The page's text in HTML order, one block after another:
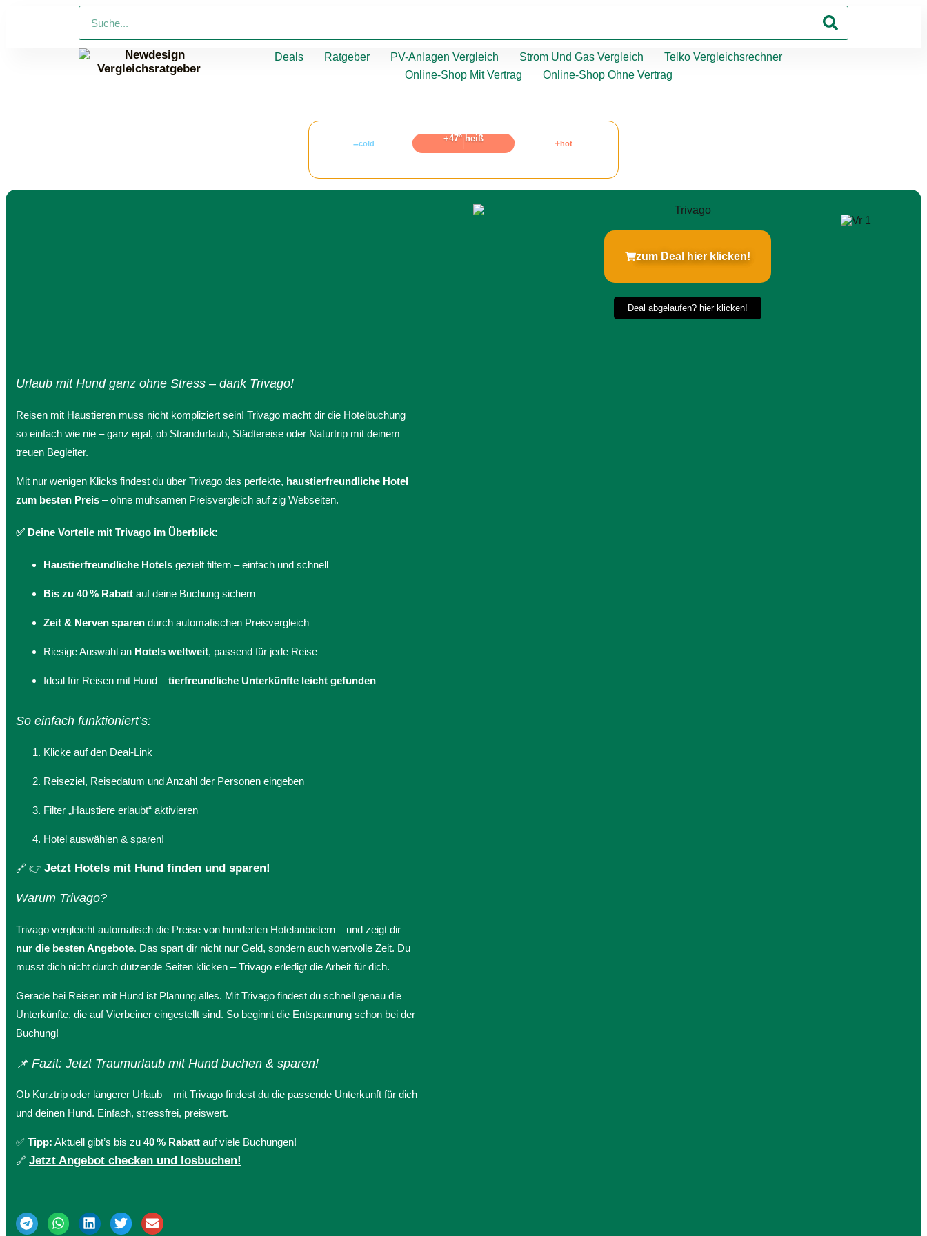
Deals Ratgeber PV-Anlagen Vergleich Strom Und Gas Vergleich
Telko Vergleichsrechner
Online-Shop Mit Vertrag
Online-Shop Ohne Vertrag
–cold +47° heiß +hot
Urlaub mit Hund ganz ohne Stress – dank Trivago!
Reisen mit Haustieren muss nicht kompliziert sein! Trivago macht dir die Hotelbuchung
so einfach wie nie – ganz egal, ob Strandurlaub, Städtereise oder Naturtrip mit deinem
treuen Begleiter.
Mit nur wenigen Klicks findest du über Trivago das perfekte, haustierfreundliche Hotel
zum besten Preis – ohne mühsamen Preisvergleich auf zig Webseiten.
✅ Deine Vorteile mit Trivago im Überblick:
Haustierfreundliche Hotels gezielt filtern – einfach und schnell
Bis zu 40 % Rabatt auf deine Buchung sichern
Zeit & Nerven sparen durch automatischen Preisvergleich
Riesige Auswahl an Hotels weltweit, passend für jede Reise
Ideal für Reisen mit Hund –tierfreundliche Unterkünfte leicht gefunden
So einfach funktioniert’s:
Klicke auf den Deal-Link
Reiseziel, Reisedatum und Anzahl der Personen eingeben
Filter „Haustiere erlaubt“ aktivieren
Hotel auswählen & sparen!
🔗 👉 Jetzt Hotels mit Hund finden und sparen!
Warum Trivago?
Trivago vergleicht automatisch die Preise von hunderten Hotelanbietern – und zeigt dir
nur die besten Angebote. Das spart dir nicht nur Geld, sondern auch wertvolle Zeit. Du
musst dich nicht durch dutzende Seiten klicken – Trivago erledigt die Arbeit für dich.
Gerade bei Reisen mit Hund ist Planung alles. Mit Trivago findest du schnell genau die
Unterkünfte, die auf Vierbeiner eingestellt sind. So beginnt die Entspannung schon bei der
Buchung!
📌 Fazit: Jetzt Traumurlaub mit Hund buchen & sparen!
Ob Kurztrip oder längerer Urlaub – mit Trivago findest du die passende Unterkunft für dich
und deinen Hund. Einfach, stressfrei, preiswert.
✅ Tipp: Aktuell gibt’s bis zu 40 % Rabatt auf viele Buchungen!
🔗 Jetzt Angebot checken und losbuchen!
zum Deal hier klicken!
Deal abgelaufen? hier klicken!